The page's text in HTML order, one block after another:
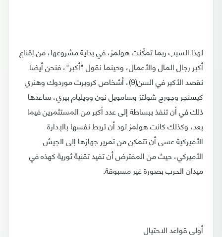
لهذا السبب ربما تمكّنت هولمز، في بداية مشروعها، من إقناع
أكبر رجال المال والأعمال، وحينما نقول "أكبر"، فنحن أيضا
نقصد الأكبر في السن(9)، أشخاص كروبرت موردوك وهنري
كيسنجر وجورج شولتز وسامويل نون وويليام بيري، ساعدها
ذلك في أن تنفذ ببساطة إلى عدد أكبر من المستثمرين فيما
بعد، وكذلك كانت هولمز تود أن تربط نفسها بالإدارة
الأميركية عسى أن تتمكن من تمرير جهازها إلى الجيش
الأميركي، حيث من المفترض أن تفيد تقنية ثورية كهذه في
ميدان الحرب بصورة غير مسبوقة.
أولى قواعد الاحتيال